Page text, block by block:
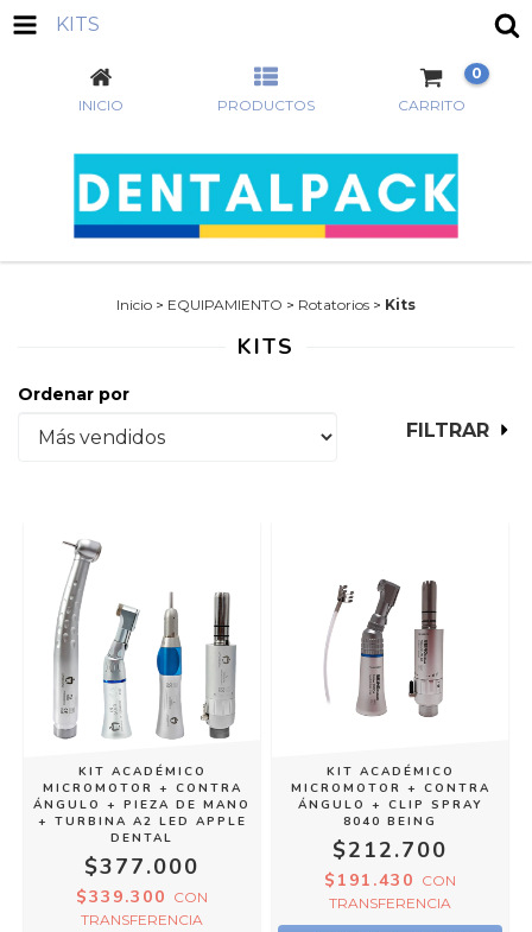
KITS
INICIO PRODUCTOS CARRITO
0
Inicio > EQUIPAMIENTO > Rotatorios > Kits
KITS
Ordenar por
FILTRAR
KIT ACADÉMICO
MICROMOTOR + CONTRA
ÁNGULO + PIEZA DE MANO
+ TURBINA A2 LED APPLE
DENTAL
$377.000
$339.300 CON
TRANSFERENCIA
KIT ACADÉMICO
MICROMOTOR + CONTRA
ÁNGULO + CLIP SPRAY
8040 BEING
$212.700
$191.430 CON
TRANSFERENCIA